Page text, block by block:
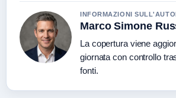
INFORMAZIONI
Marco Simone
La copertura viene
giornata con controllo
fonti.